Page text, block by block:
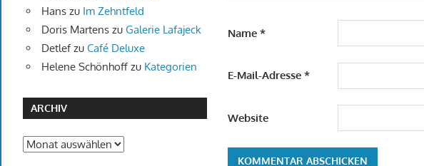
Name*
E-Mail-Adresse*
Website
Hanszu Im Zehntfeld
Doris Martenszu Galerie Lafajeck
Detlefzu Café Deluxe
Helene Schönhoffzu Kategorien
ARCHIV
Archiv